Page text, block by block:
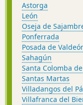
Astorga
León
Oseja de
Ponferrada
Posada de
Sahagún
Santa Colomba
Santas Martas
Villadangos del
Villafranca del